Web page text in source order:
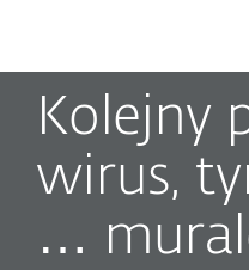
Kolejny
wirus,
…